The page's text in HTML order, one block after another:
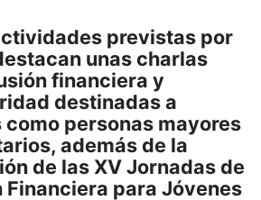
previstas por
unas charlas
financiera y
destinadas a
personas mayores
además de la
de las XV Jornadas de
Financiera para Jóvenes